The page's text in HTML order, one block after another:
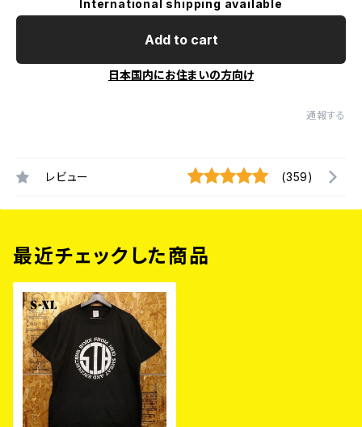
International shipping available
Add to cart
日本国内にお住まいの方向け
通報する
レビュー (359)
最近チェックした商品